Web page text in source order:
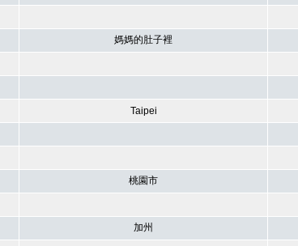
媽媽的肚子裡
Taipei
桃園市
加州